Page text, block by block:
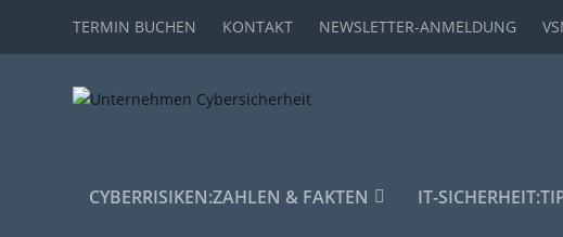
TERMIN BUCHEN KONTAKT NEWSLETTER-ANMELDUNG
CYBERRISIKEN:ZAHLEN & FAKTEN IT-SICHERHEIT: